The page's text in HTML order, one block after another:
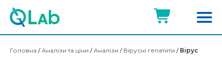
Головна /Аналізи та ціни /Аналізи / Вірусні гепатити / Вірус